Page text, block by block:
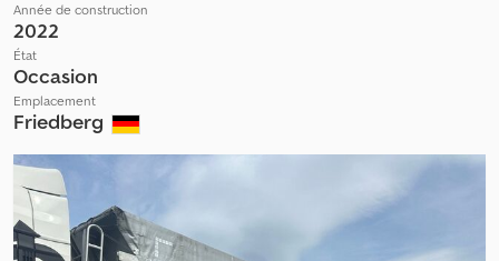
Année de construction
2022
État
Occasion
Emplacement
Friedberg